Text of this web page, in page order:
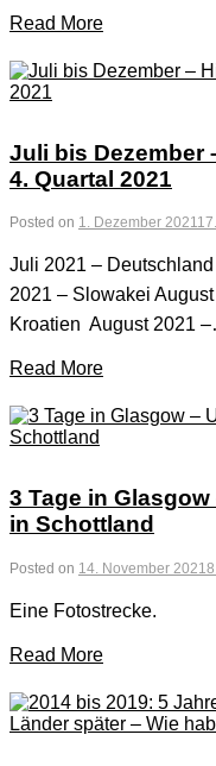
Read More
Juli bis Dezember
4. Quartal 2021
Posted on 1. Dezember 2021
Juli 2021 –
2021 – Slowakei
Kroatien August 2021
Read More
3 Tage in
in Schottland
Posted on 14. November 2021
Eine Fotostrecke.
Read More